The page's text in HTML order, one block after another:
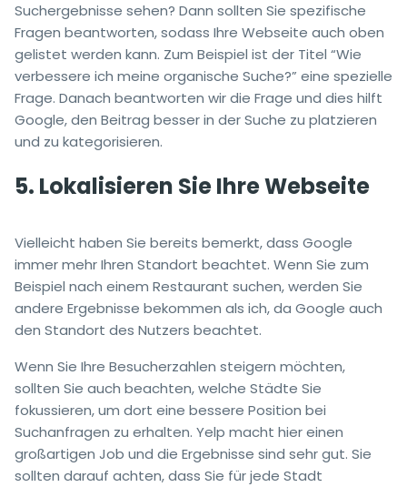
Suchergebnisse sehen? Dann sollten Sie spezifische
Fragen beantworten, sodass Ihre Webseite auch oben
gelistet werden kann. Zum Beispiel ist der Titel “Wie
verbessere ich meine organische Suche?” eine spezielle
Frage. Danach beantworten wir die Frage und dies hilft
Google, den Beitrag besser in der Suche zu platzieren
und zu kategorisieren.
5. Lokalisieren Sie Ihre Webseite
Vielleicht haben Sie bereits bemerkt, dass Google
immer mehr Ihren Standort beachtet. Wenn Sie zum
Beispiel nach einem Restaurant suchen, werden Sie
andere Ergebnisse bekommen als ich, da Google auch
den Standort des Nutzers beachtet.
Wenn Sie Ihre Besucherzahlen steigern möchten,
sollten Sie auch beachten, welche Städte Sie
fokussieren, um dort eine bessere Position bei
Suchanfragen zu erhalten. Yelp macht hier einen
großartigen Job und die Ergebnisse sind sehr gut. Sie
sollten darauf achten, dass Sie für jede Stadt